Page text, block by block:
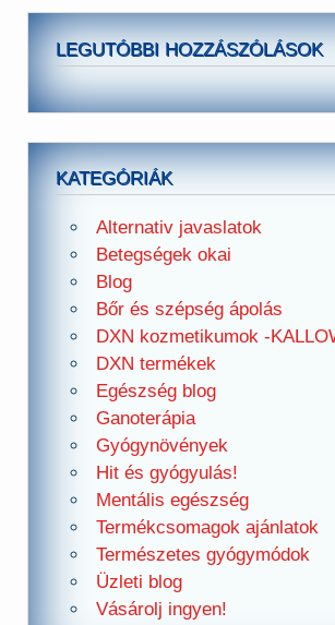
LEGUTÓBBI HOZZÁSZÓLÁSOK
KATEGÓRIÁK
Alternativ javaslatok
Betegségek okai
Blog
Bőr és szépség ápolás
DXN kozmetikumok -
DXN termékek
Egészség blog
Ganoterápia
Gyógynövények
Hit és gyógyulás!
Mentális egészség
Termékcsomagok ajánlatok
Természetes gyógymódok
Üzleti blog
Vásárolj ingyen!